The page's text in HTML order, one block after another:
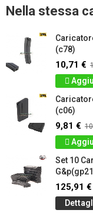
Nella stessa
(c78)
10,71 €
(c06)
9,81 €
Set 10
125,91 €